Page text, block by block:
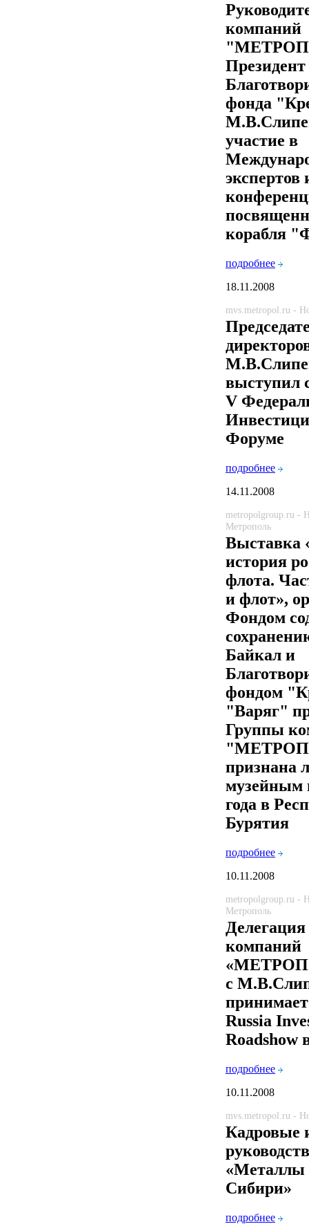
компаний
Президент
фонда
участие в
экспертов
корабля
подробнее
18.11.2008
mvs.metropol.ru -
выступил
V
Форуме
подробнее
14.11.2008
metropolgroup.ru -
Метрополь
Выставка
история
флота.
и флот»,
Фондом
Байкал и
фондом
"Варяг"
Группы
признана
музейным
года в
Бурятия
подробнее
10.11.2008
metropolgroup.ru -
Метрополь
компаний
с
Russia
Roadshow
подробнее
10.11.2008
mvs.metropol.ru -
Кадровые
«Металлы
Сибири»
подробнее